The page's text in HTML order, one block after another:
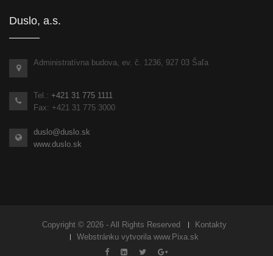
Duslo, a.s.
Administratívna budova, ev. č. 1236, 927 03 Šaľa
Tel.: +421 31 775 1111
Fax: +421 31 775 3000
duslo@duslo.sk
www.duslo.sk
Copyright © 2026 - All Rights Reserved
Kontakty
Webstránku vytvorila www.Pixa.sk